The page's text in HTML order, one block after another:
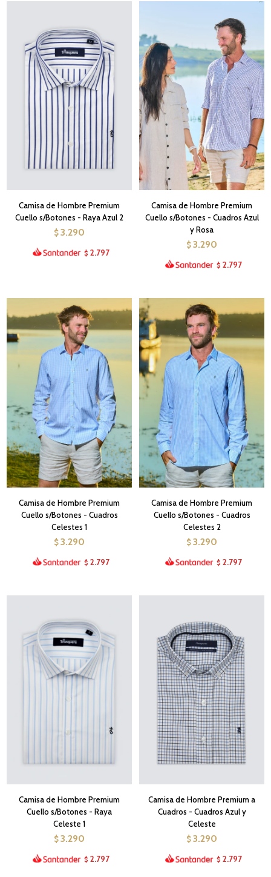
Camisa de Hombre Premium
Cuello s/Botones - Raya Azul 2
$ 3.290
$ 2.797
Camisa de Hombre Premium
Cuello s/Botones - Cuadros Azul
y Rosa
$ 3.290
$ 2.797
Camisa de Hombre Premium
Cuello s/Botones - Cuadros
Celestes 1
$ 3.290
$ 2.797
Camisa de Hombre Premium
Cuello s/Botones - Cuadros
Celestes 2
$ 3.290
$ 2.797
Camisa de Hombre Premium
Cuello s/Botones - Raya
Celeste 1
$ 3.290
$ 2.797
Camisa de Hombre Premium a
Cuadros - Cuadros Azul y
Celeste
$ 3.290
$ 2.797